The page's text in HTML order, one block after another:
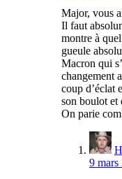
Major, vous
Il faut
montre à
gueule
Macron qui
changement
coup d’éclat
son boulot et
On parie
9 mars